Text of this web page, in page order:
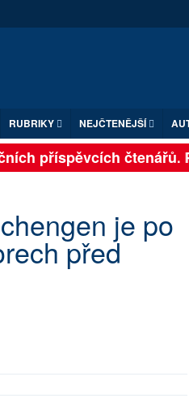
RUBRIKY NEJČTENĚJŠÍ
příspěvcích čtenářů.
je po
před